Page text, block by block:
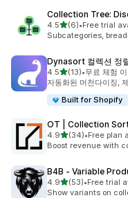
Collection Tree:
4.5별 5개 중
(6)
총 리뷰 6개
•Free trial
Subcategories,
Dynasort 컬렉션 정
4.5별 5개 중
(13)
총 리뷰 13개
•무료 체험
자동화된 머천다이징,
Built for Shopify
OT | Collection
4.9별 5개 중
(34)
총 리뷰 34개
•Free plan
Boost revenue with
B4B ‑ Variable
4.9별 5개 중
(53)
총 리뷰 53개
•Free trial
Show variants on